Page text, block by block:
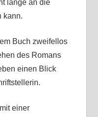
lange an die
kann.
Buch zweifellos
des Romans
einen Blick
einer